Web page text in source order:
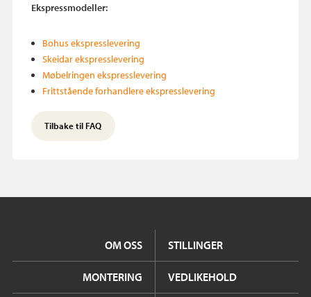
Ekspressmodeller:
Bohus ekspresslevering
Skeidar ekspresslevering
Møbelringen ekspresslevering
Frittstående forhandlere ekspresslevering
Tilbake til FAQ
OM OSS STILLINGER
MONTERING VEDLIKEHOLD